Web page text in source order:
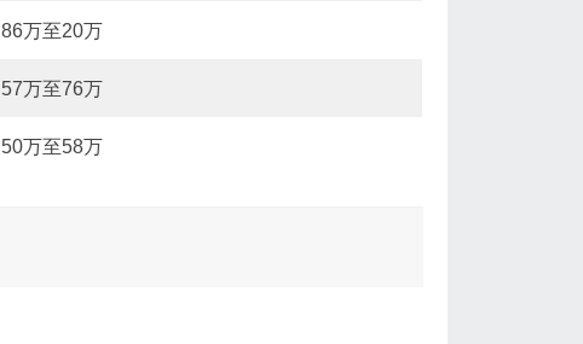
86万至20万
57万至76万
50万至58万